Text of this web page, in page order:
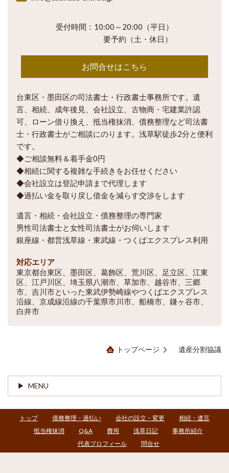
受付時間：10:00～20:00（平日）
要予約（土・休日）
お問合せはこちら
台東区・墨田区の司法書士・行政書士事務所です。遺
言、相続、成年後見、会社設立、古物商・宅建業許認
可、ローン借り換え、抵当権抹消、債務整理など司法書
士・行政書士がご相談にのります。浅草駅徒歩2分と便利
です。
◆ご相談無料＆着手金0円
◆相続に関する複雑な手続きをお任せください
◆会社設立は登記申請まで代理します
◆過払い金を取り戻し借金を減らす交渉をします
遺言・相続・会社設立・債務整理の専門家
男性司法書士と女性司法書士がお伺いします
銀座線・都営浅草線・東武線・つくばエクスプレス利用
対応エリア
東京都台東区、墨田区、葛飾区、荒川区、足立区、江東
区、江戸川区、埼玉県八潮市、草加市、越谷市、三郷
市、吉川市といった東武伊勢崎線やつくばエクスプレス
沿線、京成線沿線の千葉県市川市、船橋市、鎌ヶ谷市、
白井市
トップページ 遺産分割協議
MENU
トップ 債務整理・過払い 会社の設立・変更
相続・遺言
抵当権抹消
Q&A 費用 浅草日記
事務所紹介
代表プロフィール
問合せ